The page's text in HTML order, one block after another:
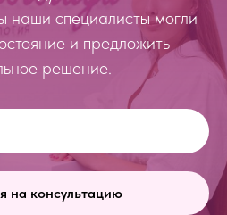
наши специалисты могли
и предложить
решение.
на консультацию